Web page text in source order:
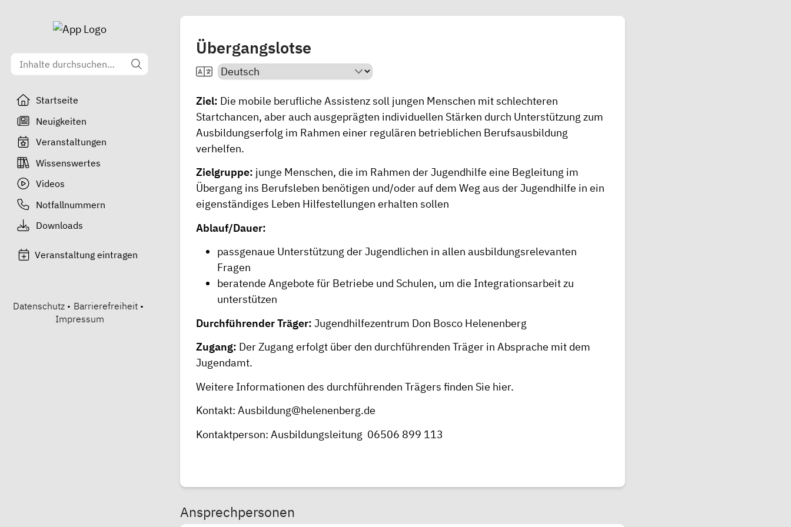
Startseite
Neuigkeiten
Veranstaltungen
Wissenswertes
Videos
Notfallnummern
Downloads
Veranstaltung eintragen
Datenschutz • Barrierefreiheit •
Impressum
Übergangslotse
Ziel: Die mobile berufliche Assistenz soll jungen Menschen mit schlechteren
Startchancen, aber auch ausgeprägten individuellen Stärken durch Unterstützung zum
Ausbildungserfolg im Rahmen einer regulären betrieblichen Berufsausbildung
verhelfen.
Zielgruppe: junge Menschen, die im Rahmen der Jugendhilfe eine Begleitung im
Übergang ins Berufsleben benötigen und/oder auf dem Weg aus der Jugendhilfe in ein
eigenständiges Leben Hilfestellungen erhalten sollen
Ablauf/Dauer:
passgenaue Unterstützung der Jugendlichen in allen ausbildungsrelevanten
Fragen
beratende Angebote für Betriebe und Schulen, um die Integrationsarbeit zu
unterstützen
Durchführender Träger: Jugendhilfezentrum Don Bosco Helenenberg
Zugang: Der Zugang erfolgt über den durchführenden Träger in Absprache mit dem
Jugendamt.
Weitere Informationen des durchführenden Trägers finden Sie hier.
Kontakt: Ausbildung@helenenberg.de
Kontaktperson: Ausbildungsleitung 06506 899 113
Ansprechpersonen